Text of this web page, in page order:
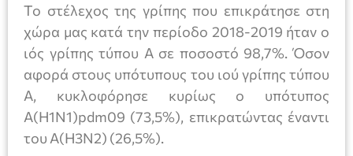
Το στέλεχος της γρίπης που επικράτησε στη
χώρα μας κατά την περίοδο 2018-2019 ήταν ο
ιός γρίπης τύπου Α σε ποσοστό 98,7%. Όσον
αφορά στους υπότυπους του ιού γρίπης τύπου
Α, κυκλοφόρησε κυρίως ο υπότυπος
Α(H1N1)pdm09 (73,5%), επικρατώντας έναντι
του Α(H3N2) (26,5%).